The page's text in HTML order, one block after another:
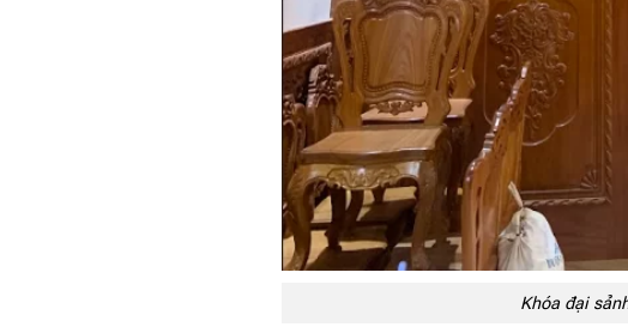
Khóa đại